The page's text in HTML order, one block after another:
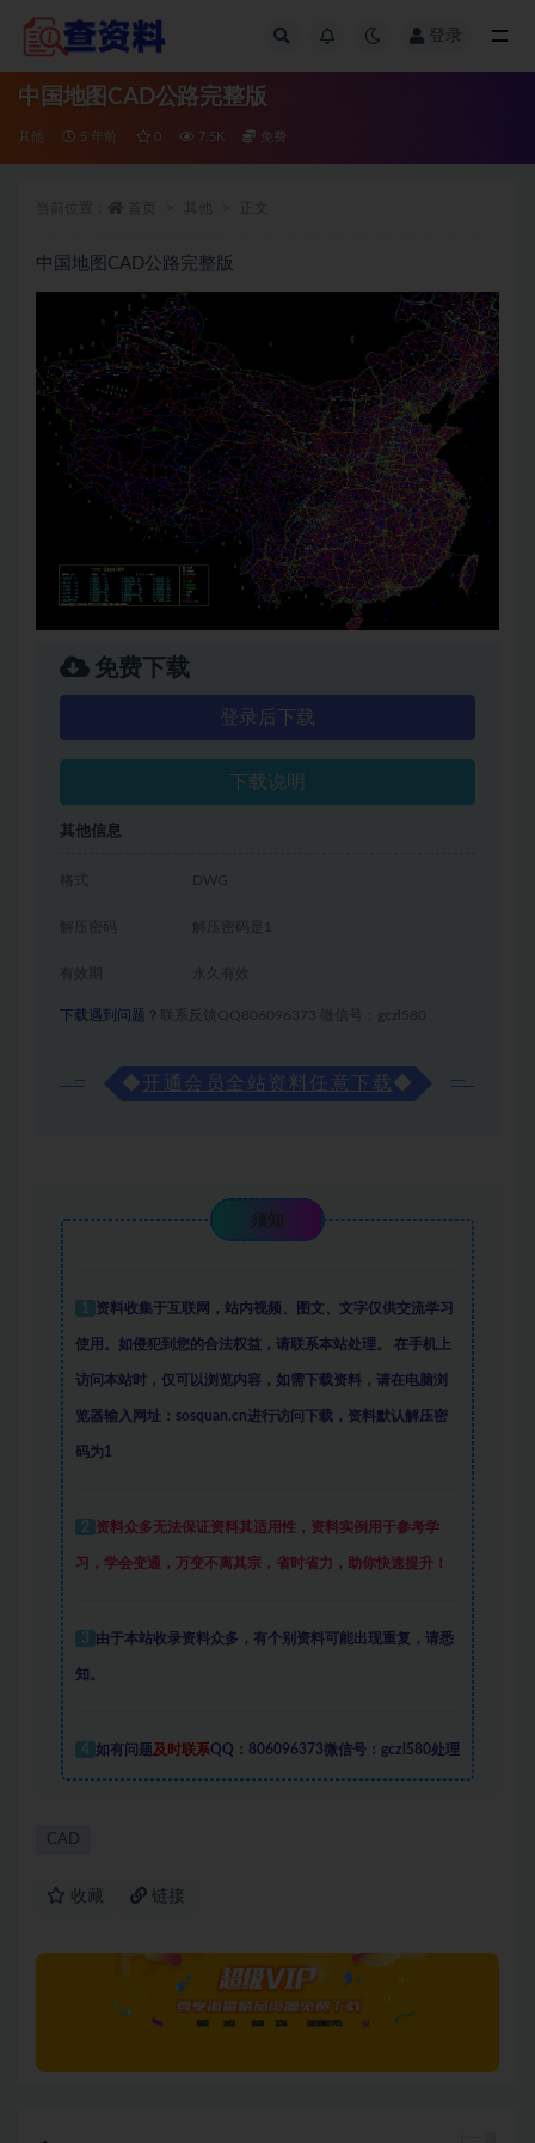
登录
中国地图CAD公路完整版
其他 5 年前 0 7.5K 免费
中国地图CAD公路完整版
免费下载
登录后下载
下载说明
其他信息
格式 DWG
解压密码是1
有效期 永久有效
下载遇到问题？ 联系反馈QQ806096373 微信号：gczl580
◆ 开通会员全站资料任意下载◆
须知
1 资料收集于互联网 ， 站内视频、图文、文字仅供交流学习
使用。如侵犯到您的合法权益，请联系本站处理。 在手机上
访问本站时，仅可以浏览内容，如需下载资料，请在电脑浏
览器输入网址：sosquan.cn进行访问下载， 资料默认解压密
码为1
2 资料众多无法保证资料其适用性，资料实例 用于参考学
习，学会变通，万变不离其宗，省时省力，助你快速提升！
3 由于本站收录资料众多，有个别资料可能出现重复，请悉
知。
4 如有问题及时联系QQ：806096373微信号：gczl580处理
CAD
收藏 链接